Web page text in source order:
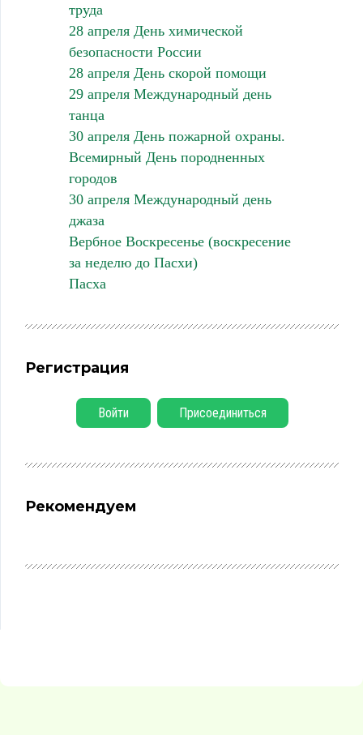
труда
28 апреля День химической
безопасности России
28 апреля День скорой помощи
29 апреля Международный день
танца
30 апреля День пожарной охраны.
Всемирный День породненных
городов
30 апреля Международный день
джаза
Вербное Воскресенье (воскресение
за неделю до Пасхи)
Пасха
Регистрация
Войти Присоединиться
Рекомендуем